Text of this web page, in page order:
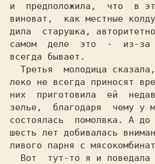
и  предположила,  что  в
виноват,  как местные
дила  старушка,
самом  деле  это  -  из-за
всегда бывает.
леко не всегда приносят
них  приготовила  ей
зелье,  благодаря  чему у
состоялась  помолвка. А до
шесть лет добивалась
ливого парня с